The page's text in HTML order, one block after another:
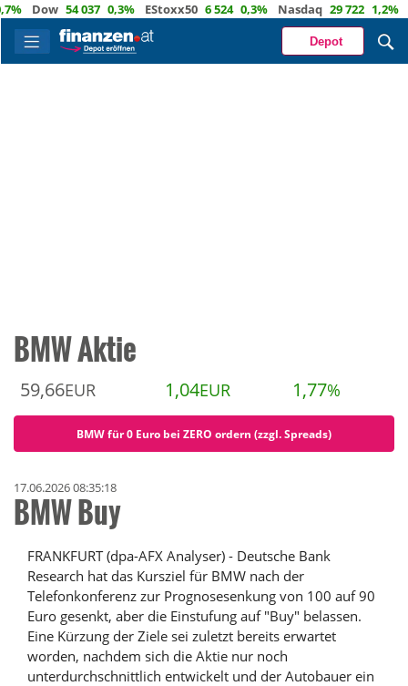
Dow 54 037 0,3% EStoxx50 6 524 0,3% Nasdaq 29 722 1,2% Öl
Depot
BMW Aktie
59,66EUR 1,04EUR 1,77%
BMW für 0 Euro bei ZERO ordern (zzgl. Spreads)
17.06.2026 08:35:18
BMW Buy
FRANKFURT (dpa-AFX Analyser) - Deutsche Bank
Research hat das Kursziel für BMW nach der
Telefonkonferenz zur Prognosesenkung von 100 auf 90
Euro gesenkt, aber die Einstufung auf "Buy" belassen.
Eine Kürzung der Ziele sei zuletzt bereits erwartet
worden, nachdem sich die Aktie nur noch
unterdurchschnittlich entwickelt und der Autobauer ein